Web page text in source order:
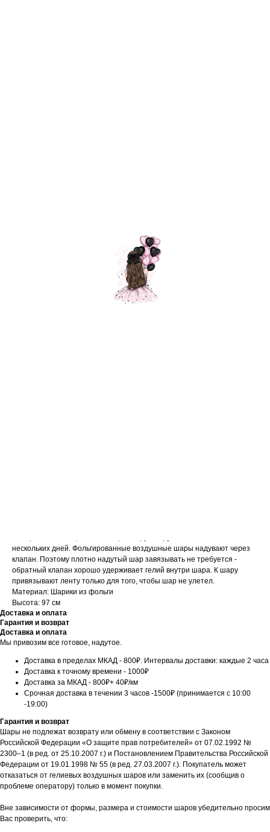
нескольких дней. Фольгированные воздушные шары надувают через
клапан. Поэтому плотно надутый шар завязывать не требуется -
обратный клапан хорошо удерживает гелий внутри шара. К шару
привязывают ленту только для того, чтобы шар не улетел.
Материал: Шарики из фольги
Высота: 97 см
Доставка и оплата
Гарантия и возврат
Доставка и оплата
Мы привозим все готовое, надутое.
Доставка в пределах МКАД - 800₽. Интервалы доставки: каждые 2 часа
Доставка к точному времени - 1000₽
Доставка за МКАД - 800₽+ 40₽/км
Срочная доставка в течении 3 часов -1500₽ (принимается с 10:00
-19:00)
Гарантия и возврат
Шары не подлежат возврату или обмену в соответствии с Законом
Российской Федерации «О защите прав потребителей» от 07.02.1992 №
2300–1 (в ред. от 25.10.2007 г.) и Постановлением Правительства Российской
Федерации от 19.01.1998 № 55 (в ред. 27.03.2007 г.). Покупатель может
отказаться от гелиевых воздушных шаров или заменить их (сообщив о
проблеме оператору) только в момент покупки.
Вне зависимости от формы, размера и стоимости шаров убедительно просим
Вас проверить, что: